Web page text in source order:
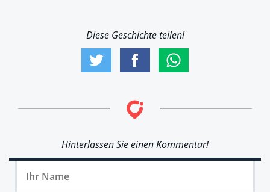
Diese Geschichte teilen!
Hinterlassen Sie einen Kommentar!